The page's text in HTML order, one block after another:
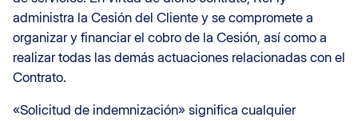
administra la Cesión del Cliente y se compromete a
organizar y financiar el cobro de la Cesión, así como a
realizar todas las demás actuaciones relacionadas con el
Contrato.
«Solicitud de indemnización» significa cualquier